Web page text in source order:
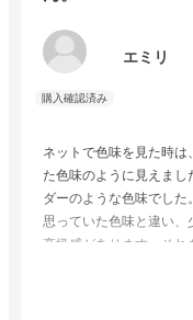
エミリ
ネットで色味を見た時
た色味のように見えまし
ダーのような色味でした。
思っていた色味と違い
高級感があります。それ